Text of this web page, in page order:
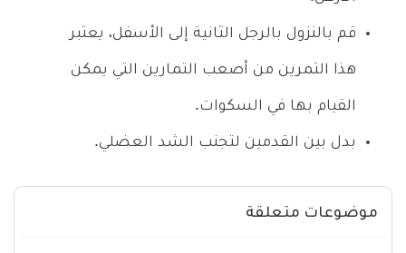
قم بالنزول بالرجل الثانية إلى الأسفل، يعتبر
هذا التمرين من أصعب التمارين التي يمكن
القيام بها في السكوات.
بدل بين القدمين لتجنب الشد العضلي.
موضوعات متعلقة